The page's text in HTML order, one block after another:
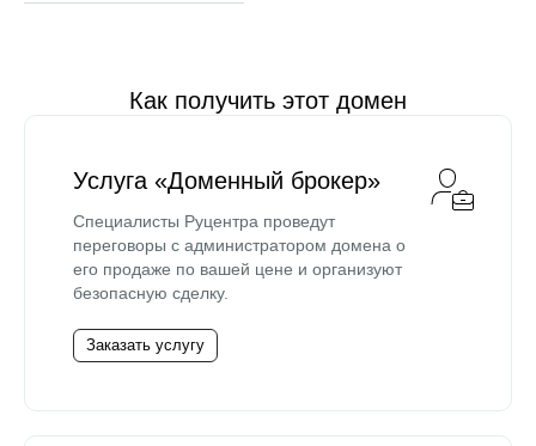
Как получить этот домен
Услуга «Доменный брокер»
Специалисты Руцентра проведут
переговоры с администратором домена о
его продаже по вашей цене и организуют
безопасную сделку.
Заказать услугу